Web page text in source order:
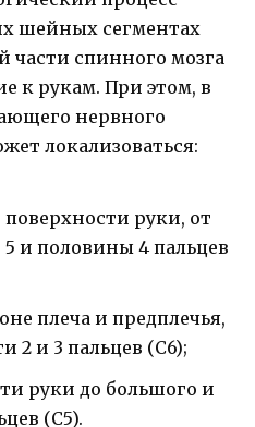
шейных сегментах
части спинного мозга
к рукам. При этом, в
нервного
локализоваться:
руки, от
и половины 4 пальцев
плеча и предплечья,
2 и 3 пальцев (С6);
руки до большого и
(С5).